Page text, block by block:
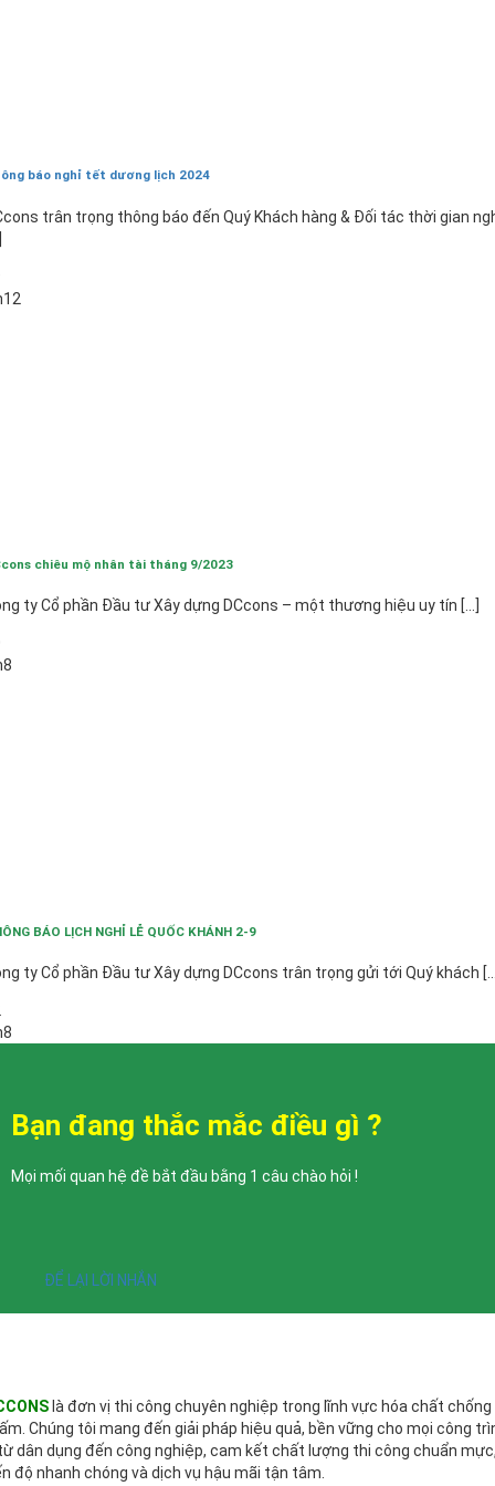
báo nghỉ tết dương lịch 2024
trân trọng thông báo đến Quý Khách hàng & Đối tác thời gian
chiêu mộ nhân tài tháng 9/2023
ty Cổ phần Đầu tư Xây dựng DCcons – một thương hiệu uy tín [...]
BÁO LỊCH NGHỈ LỄ QUỐC KHÁNH 2-9
ty Cổ phần Đầu tư Xây dựng DCcons trân trọng gửi tới Quý khách
Bạn đang thắc mắc điều gì ?
Mọi mối quan hệ đề bắt đầu bằng 1 câu chào hỏi !
ĐỂ LẠI LỜI NHẮN
là đơn vị thi công chuyên nghiệp trong lĩnh vực hóa chất chống
Chúng tôi mang đến giải pháp hiệu quả, bền vững cho mọi công
dân dụng đến công nghiệp, cam kết chất lượng thi công chuẩn
độ nhanh chóng và dịch vụ hậu mãi tận tâm.